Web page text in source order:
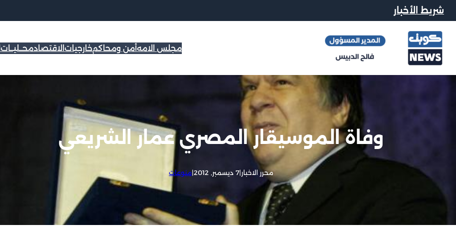
شريط الأخبار
مجلس الامهأمن ومحاكمخارجيات الاقتصادمحــليــات
وفاة الموسيقار المصري عمار الشريعي
محرر الاخبار|7 ديسمبر, 2012 |منوعات